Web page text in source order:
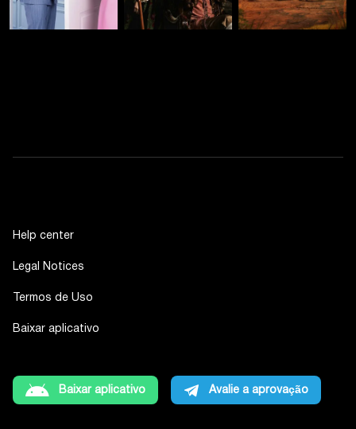
Help center
Legal Notices
Termos de Uso
Baixar aplicativo
Baixar aplicativo Avalie a aprovação